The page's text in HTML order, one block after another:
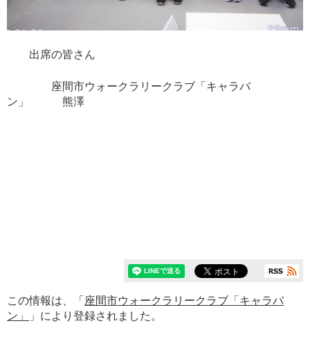
出席の皆さん
座間市ウォークラリークラブ「キャラバ
ン」 熊澤
この情報は、「 座間市ウォークラリークラブ「キャラバ
ン」
」により登録されました。